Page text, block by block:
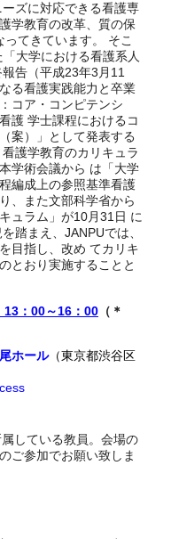
ズに対応できる看護専
学教育の改革、質の保
てきています。 そこ
大学における看護系人
告（平成23年3月11
る看護実践能力と卒業
コア・コンピテンシ
護 学士課程におけるコ
案）」として発表する
護学教育のカリキュラ
学術会議から は「大学
編成上の参照基準看護
、また文部科学省から
ュラム」が10月31日 に
踏まえ、JANPUでは、
目指し、改め てカリキ
とおり実施することと
13：00～16：00 （＊
ホール（東京都渋谷区
している教員。会場の
ご参加でお願い致しま